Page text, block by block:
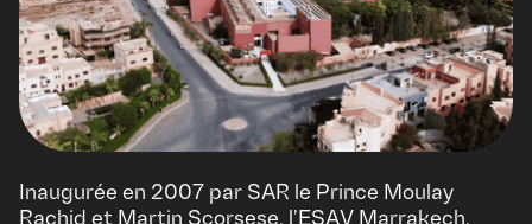
Inaugurée en 2007 par SAR le Prince Moulay